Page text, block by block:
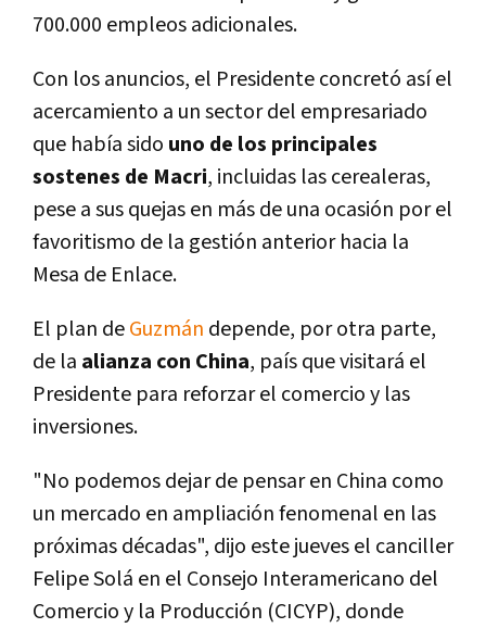
700.000 empleos adicionales.
Con los anuncios, el Presidente concretó así el
acercamiento a un sector del empresariado
que había sido uno de los principales
sostenes de Macri, incluidas las cerealeras,
pese a sus quejas en más de una ocasión por el
favoritismo de la gestión anterior hacia la
Mesa de Enlace.
El plan deGuzmán depende, por otra parte,
de la alianza con China, país que visitará el
Presidente para reforzar el comercio y las
inversiones.
"No podemos dejar de pensar en China como
un mercado en ampliación fenomenal en las
próximas décadas", dijo este jueves el canciller
Felipe Solá en el Consejo Interamericano del
Comercio y la Producción (CICYP), donde